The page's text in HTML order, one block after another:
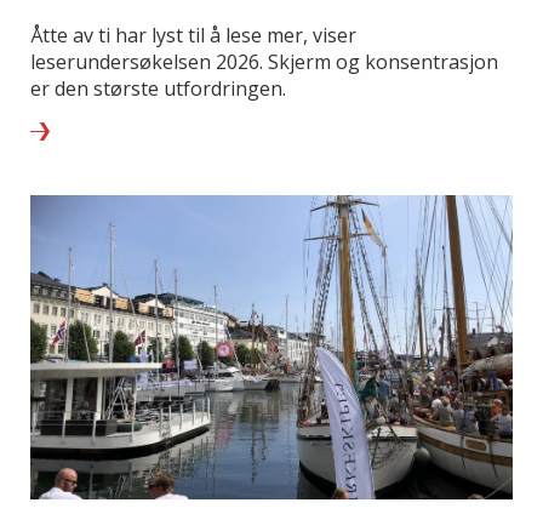
Åtte av ti har lyst til å lese mer, viser
leserundersøkelsen 2026. Skjerm og konsentrasjon
er den største utfordringen.